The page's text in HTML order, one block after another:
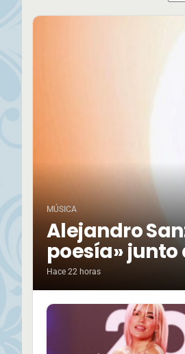
MÚSICA
Alejandro
poesía» junto
Hace 22 horas